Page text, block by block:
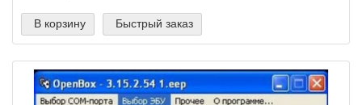
В корзину Быстрый заказ